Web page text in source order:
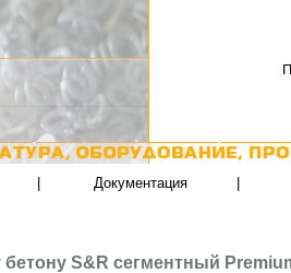
Документация
S&R сегментный